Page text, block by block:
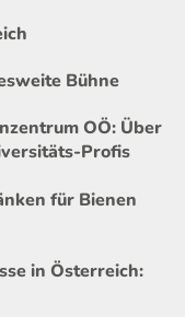
Bühne
OÖ: Über
Profis
für Bienen
in Österreich: